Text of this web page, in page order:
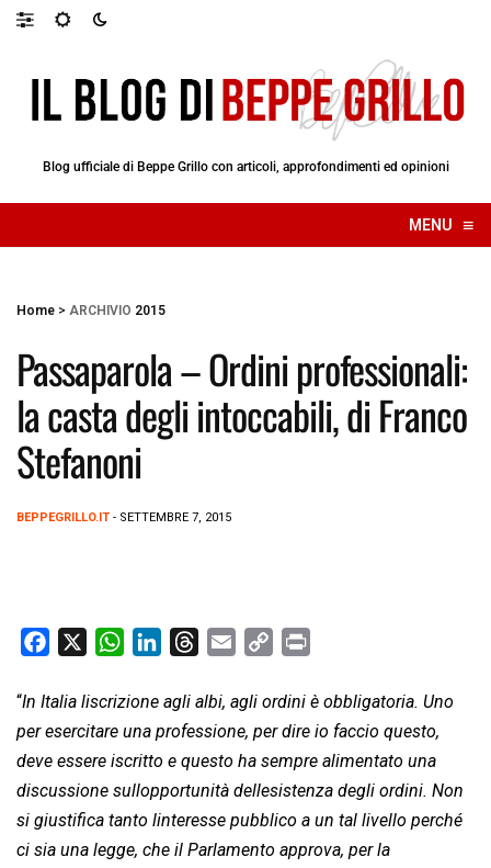
Blog ufficiale di Beppe Grillo con articoli, approfondimenti ed opinioni
MENU ≡
☰
Home > ARCHIVIO 2015
Passaparola – Ordini professionali:
la casta degli intoccabili, di Franco
Stefanoni
BEPPEGRILLO.IT - SETTEMBRE 7, 2015
c
e
b
o
o
k
W
a
t
s
A
p
p
n
k
e
d
I
n
r
e
a
d
s
a
i
l
p
y
L
i
n
i
n
t
“In Italia liscrizione agli albi, agli ordini è obbligatoria. Uno
per esercitare una professione, per dire io faccio questo,
deve essere iscritto e questo ha sempre alimentato una
discussione sullopportunità dellesistenza degli ordini. Non
si giustifica tanto linteresse pubblico a un tal livello perché
ci sia una legge, che il Parlamento approva, per la